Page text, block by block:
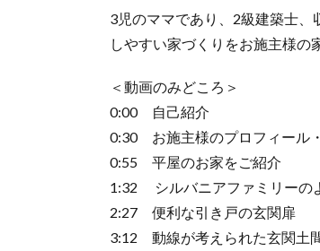
3児のママであり、2級建築士
しやすい家づくりをお施主様の
＜動画のみどころ＞
0:00 自己紹介
0:30 お施主様のプロフィール
0:55 平屋のお家をご紹介
1:32 シルバニアファミリーの
2:27 便利な引き戸の玄関扉
3:12 動線が考えられた玄関土